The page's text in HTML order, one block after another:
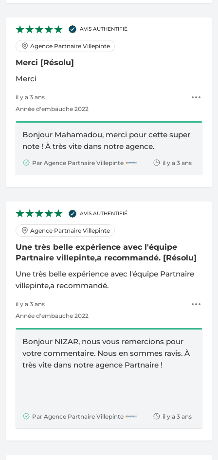
AVIS AUTHENTIFIÉ
Agence Partnaire Villepinte
Merci [Résolu]
Merci
il y a 3 ans
Année d'embauche 2022
Bonjour Mahamadou, merci pour cette super
note ! À très vite dans notre agence.
Par Agence Partnaire Villepinte il y a 3 ans
AVIS AUTHENTIFIÉ
Agence Partnaire Villepinte
Une très belle expérience avec l'équipe
Partnaire villepinte,a recommandé. [Résolu]
Une très belle expérience avec l'équipe Partnaire
villepinte,a recommandé.
il y a 3 ans
Année d'embauche 2022
Bonjour NIZAR, nous vous remercions pour
votre commentaire. Nous en sommes ravis. À
très vite dans notre agence Partnaire !
Par Agence Partnaire Villepinte il y a 3 ans